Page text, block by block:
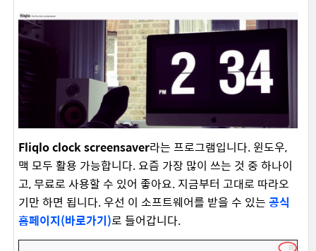
Fliqlo clock screensaver라는 프로그램입니다. 윈도우,
맥 모두 활용 가능합니다. 요즘 가장 많이 쓰는 것 중 하나이
고, 무료로 사용할 수 있어 좋아요. 지금부터 고대로 따라오
기만 하면 됩니다. 우선 이 소프트웨어를 받을 수 있는 공식
홈페이지(바로가기)로 들어갑니다.